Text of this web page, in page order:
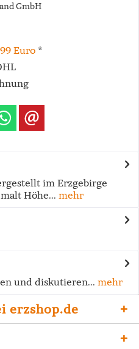
GmbH
Euro*
im Erzgebirge
Höhe... mehr
und diskutieren... mehr
erzshop.de